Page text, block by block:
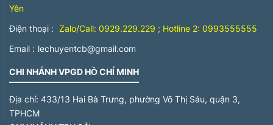
Yên
Điện thoại : Zalo/Call: 0929.229.229 ; Hotline 2: 0993555555
Email : lechuyentcb@gmail.com
CHI NHÁNH VPGD HỒ CHÍ MINH
Địa chỉ: 433/13 Hai Bà Trưng, phường Võ Thị Sáu, quận 3,
TPHCM